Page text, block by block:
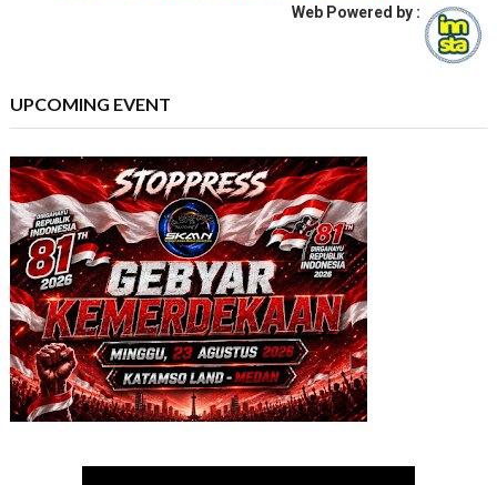
Web Powered by :
UPCOMING EVENT